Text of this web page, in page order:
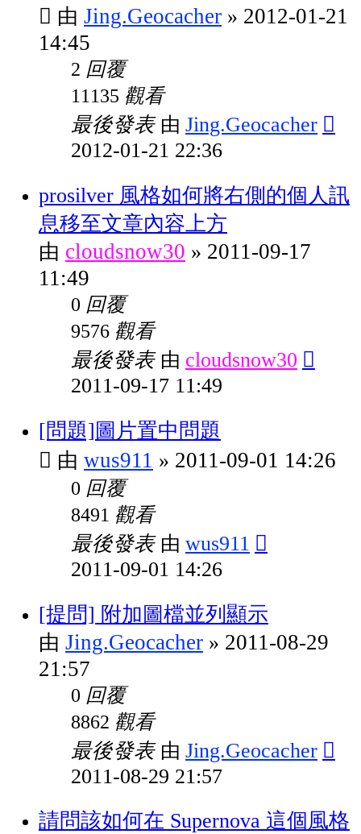
由 Jing.Geocacher » 2012-01-21
14:45
2 回覆
11135 觀看
最後發表 由 Jing.Geocacher
2012-01-21 22:36
prosilver 風格如何將右側的個人訊
息移至文章內容上方
由 cloudsnow30 » 2011-09-17
11:49
0 回覆
9576 觀看
最後發表 由 cloudsnow30
2011-09-17 11:49
[問題]圖片置中問題
由 wus911 » 2011-09-01 14:26
0 回覆
8491 觀看
最後發表 由 wus911
2011-09-01 14:26
[提問] 附加圖檔並列顯示
由 Jing.Geocacher » 2011-08-29
21:57
0 回覆
8862 觀看
最後發表 由 Jing.Geocacher
2011-08-29 21:57
請問該如何在 Supernova 這個風格